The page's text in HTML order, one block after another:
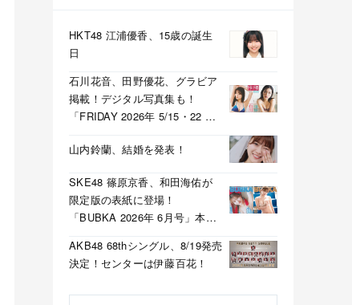
HKT48 江浦優香、15歳の誕生
日
石川花音、田野優花、グラビア
掲載！デジタル写真集も！
「FRIDAY 2026年 5/15・22 合
山内鈴蘭、結婚を発表！
SKE48 篠原京香、和田海佑が
限定版の表紙に登場！
「BUBKA 2026年 6月号」本日
AKB48 68thシングル、8/19発売
決定！センターは伊藤百花！